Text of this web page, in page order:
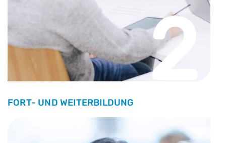
2
FORT- UND WEITERBILDUNG